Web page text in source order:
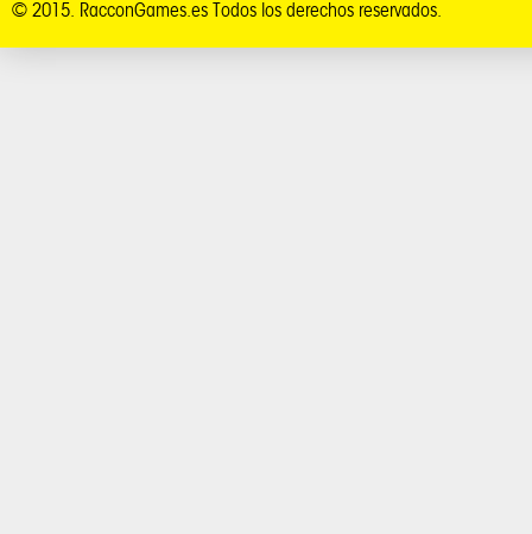
© 2015. RacconGames.es Todos los derechos reservados.